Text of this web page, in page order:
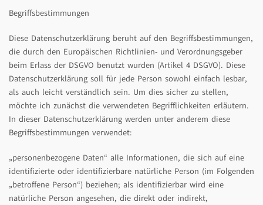
Begriffsbestimmungen
Diese Datenschutzerklärung beruht auf den Begriffsbestimmungen,
die durch den Europäischen Richtlinien- und Verordnungsgeber
beim Erlass der DSGVO benutzt wurden (Artikel 4 DSGVO). Diese
Datenschutzerklärung soll für jede Person sowohl einfach lesbar,
als auch leicht verständlich sein. Um dies sicher zu stellen,
möchte ich zunächst die verwendeten Begrifflichkeiten erläutern.
In dieser Datenschutzerklärung werden unter anderem diese
Begriffsbestimmungen verwendet:
„personenbezogene Daten“ alle Informationen, die sich auf eine
identifizierte oder identifizierbare natürliche Person (im Folgenden
„betroffene Person“) beziehen; als identifizierbar wird eine
natürliche Person angesehen, die direkt oder indirekt,